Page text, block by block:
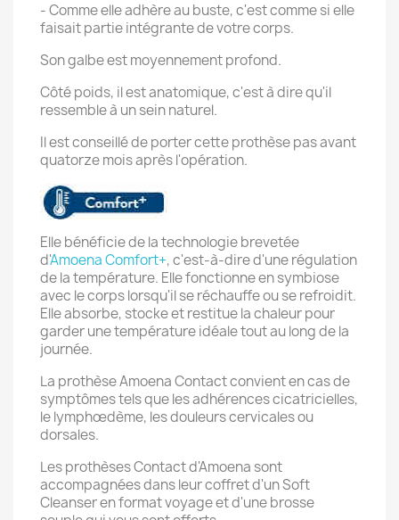
- Comme elle adhère au buste, c'est comme si elle
faisait partie intégrante de votre corps.
Son galbe est moyennement profond.
Côté poids, il est anatomique, c'est à dire qu'il
ressemble à un sein naturel.
Il est conseillé de porter cette prothèse pas avant
quatorze mois après l'opération.
Elle bénéficie de la technologie brevetée
d'Amoena Comfort+, c'est-à-dire d'une régulation
de la température. Elle fonctionne en symbiose
avec le corps lorsqu'il se réchauffe ou se refroidit.
Elle absorbe, stocke et restitue la chaleur pour
garder une température idéale tout au long de la
journée.
La prothèse Amoena Contact convient en cas de
symptômes tels que les adhérences cicatricielles,
le lymphœdème, les douleurs cervicales ou
dorsales.
Les prothèses Contact d'Amoena sont
accompagnées dans leur coffret d'un Soft
Cleanser en format voyage et d'une brosse